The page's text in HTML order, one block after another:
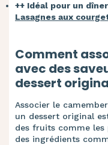
++ Idéal pour un
Lasagnes aux
Comment
avec des
dessert
Associer le
un dessert original
des fruits comme les
des ingrédients